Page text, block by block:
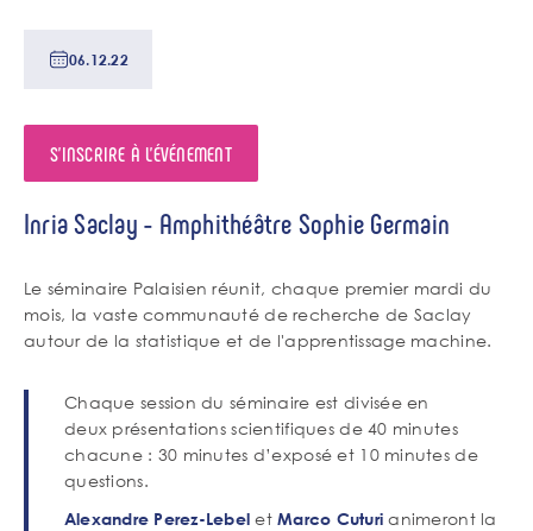
06.12.22
S'INSCRIRE À L'ÉVÉNEMENT
Lieu
de
Inria Saclay - Amphithéâtre Sophie Germain
Chapo
Le séminaire Palaisien réunit, chaque premier mardi du
mois, la vaste communauté de recherche de Saclay
autour de la statistique et de l'apprentissage machine.
Contenu
Corps
de
texte
Chaque session du séminaire est divisée en
deux présentations scientifiques de 40 minutes
chacune : 30 minutes d’exposé et 10 minutes de
questions.
Alexandre Perez-Lebel etMarco Cuturi animeront la